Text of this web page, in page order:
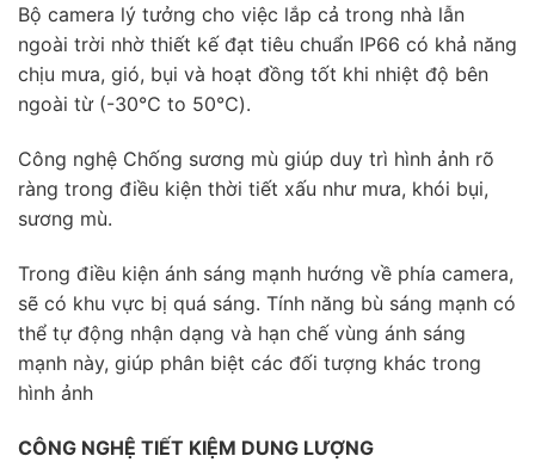
Bộ camera lý tưởng cho việc lắp cả trong nhà lẫn
ngoài trời nhờ thiết kế đạt tiêu chuẩn IP66 có khả năng
chịu mưa, gió, bụi và hoạt đồng tốt khi nhiệt độ bên
ngoài từ (-30℃ to 50℃).
Công nghệ Chống sương mù giúp duy trì hình ảnh rõ
ràng trong điều kiện thời tiết xấu như mưa, khói bụi,
sương mù.
Trong điều kiện ánh sáng mạnh hướng về phía camera,
sẽ có khu vực bị quá sáng. Tính năng bù sáng mạnh có
thể tự động nhận dạng và hạn chế vùng ánh sáng
mạnh này, giúp phân biệt các đối tượng khác trong
hình ảnh
CÔNG NGHỆ TIẾT KIỆM DUNG LƯỢNG